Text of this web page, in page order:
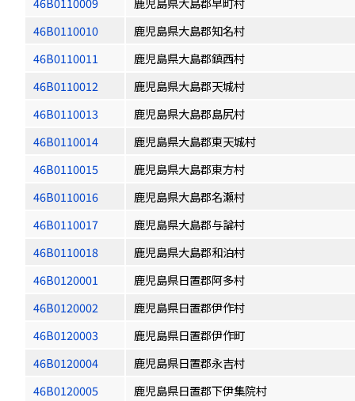
46B0110010
鹿児島県大島郡知名村
46B0110011
鹿児島県大島郡鎮西村
46B0110012
鹿児島県大島郡天城村
46B0110013
鹿児島県大島郡島尻村
46B0110014
鹿児島県大島郡東天城村
46B0110015
鹿児島県大島郡東方村
46B0110016
鹿児島県大島郡名瀬村
46B0110017
鹿児島県大島郡与論村
46B0110018
鹿児島県大島郡和泊村
46B0120001
鹿児島県日置郡阿多村
46B0120002
鹿児島県日置郡伊作村
46B0120003
鹿児島県日置郡伊作町
46B0120004
鹿児島県日置郡永吉村
46B0120005
鹿児島県日置郡下伊集院村